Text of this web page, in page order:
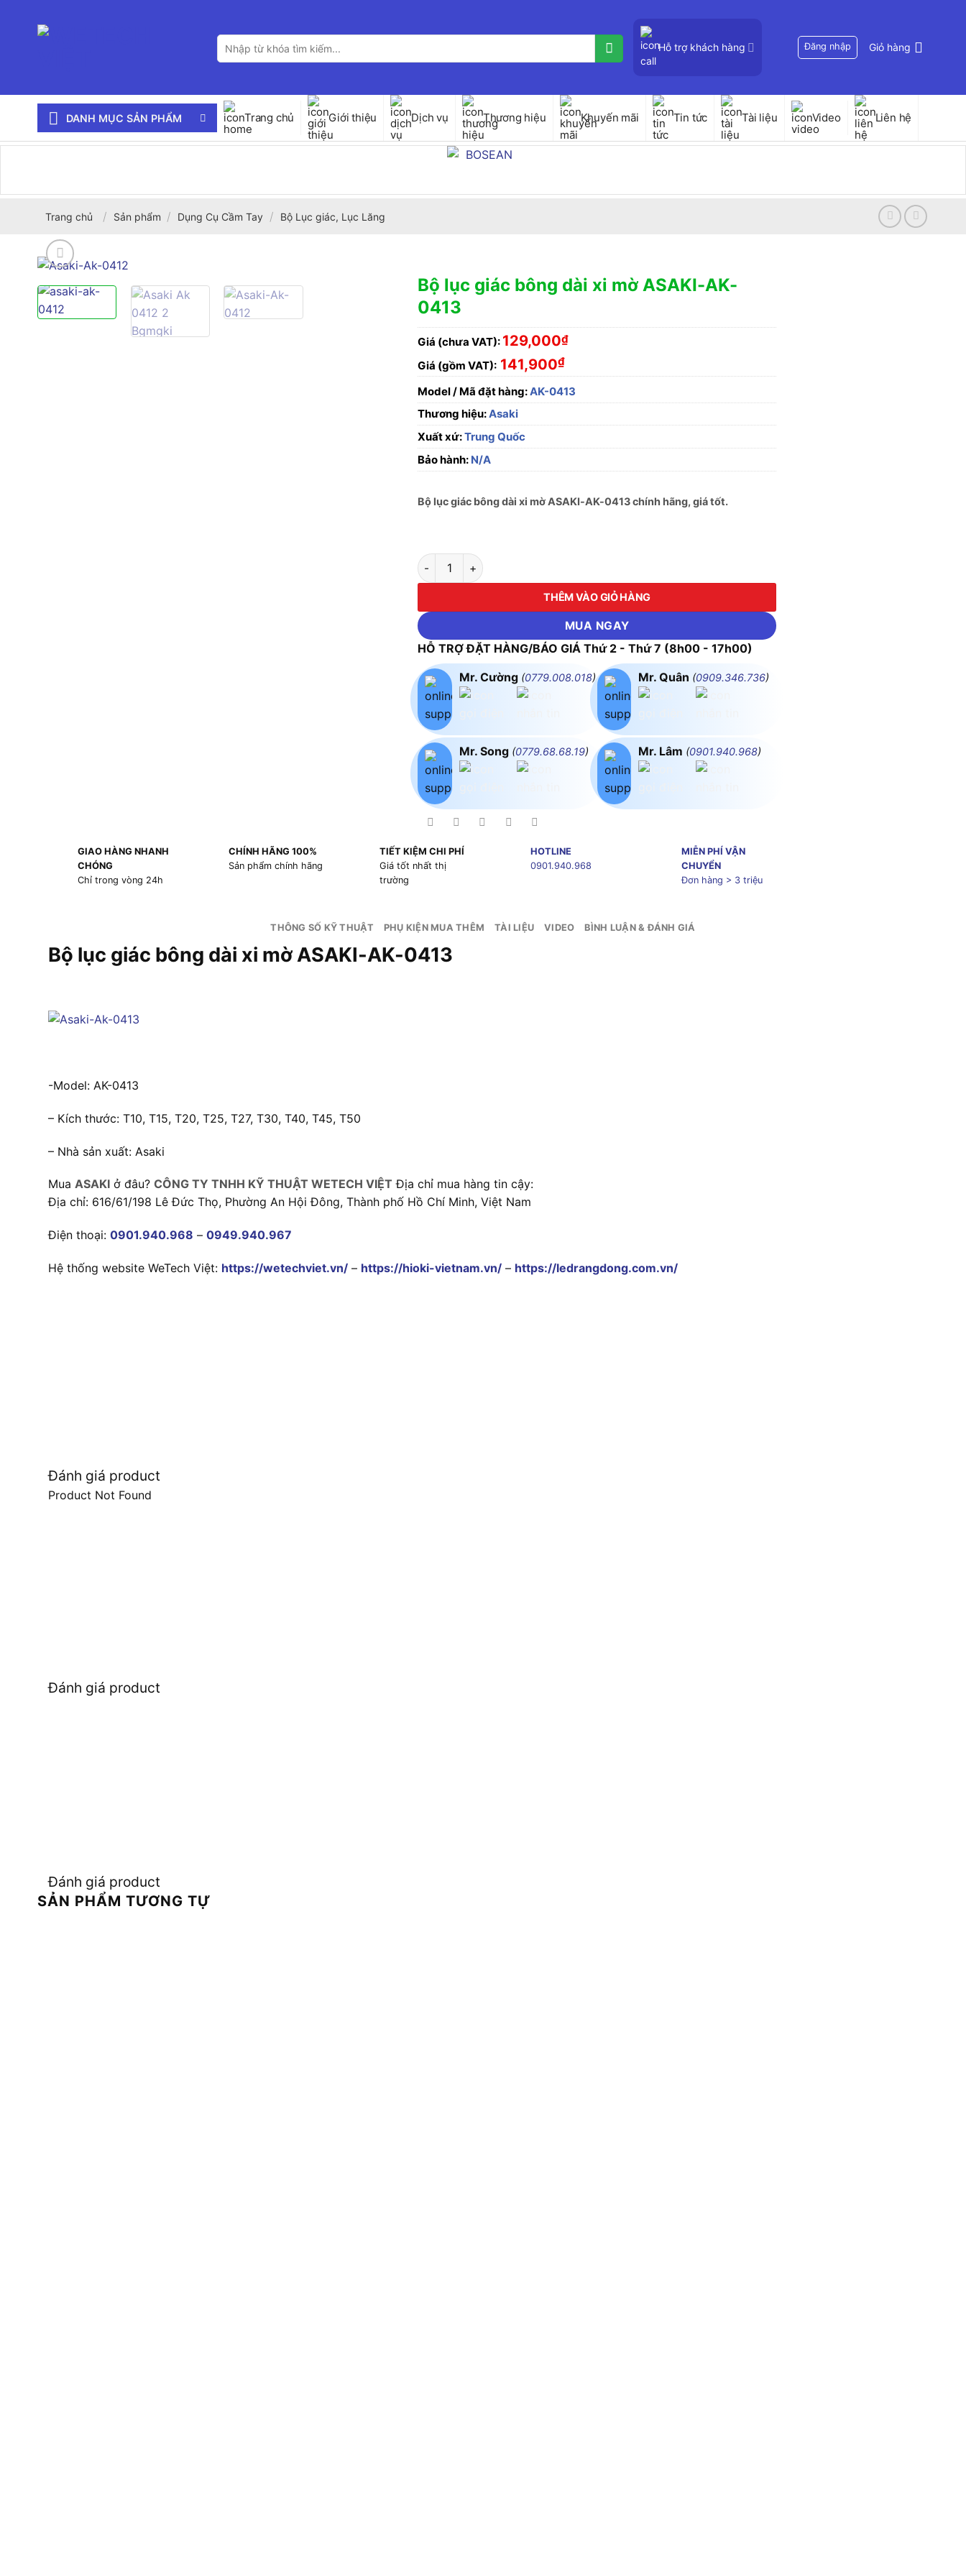
Tìm
kiếm:
Hỗ trợ khách hàng Đăng nhập Giỏ hàng
DANH MỤC SẢN PHẨM Trang chủ Giới thiệu Dịch vụ Thương hiệu Khuyến mãi Tin tức Tài liệu Video Liên hệ
Trang chủ / Sản phẩm / Dụng Cụ Cầm Tay / Bộ Lục giác, Lục Lăng
Bộ lục giác bông dài xi mờ ASAKI-AK-
0413
Giá (chưa VAT): 129,000₫
Giá (gồm VAT): 141,900₫
Model / Mã đặt hàng:AK-0413
Thương hiệu:Asaki
Xuất xứ:Trung Quốc
Bảo hành: N/A
Bộ lục giác bông dài xi mờ ASAKI-AK-0413 chính hãng, giá tốt.
Bộ lục giác bông dài xi mờ ASAKI-AK-0413 số lượng
THÊM VÀO GIỎ HÀNG
MUA NGAY
HỖ TRỢ ĐẶT HÀNG/BÁO GIÁ Thứ 2 - Thứ 7 (8h00 - 17h00)
Mr. Cường (0779.008.018)
Mr. Song (0779.68.68.19)
Mr. Quân (0909.346.736)
Mr. Lâm (0901.940.968)
GIAO HÀNG NHANH
CHÓNG
Chỉ trong vòng 24h
CHÍNH HÃNG 100%
Sản phẩm chính hãng
TIẾT KIỆM CHI PHÍ
Giá tốt nhất thị
trường
HOTLINE
0901.940.968
MIỄN PHÍ VẬN
CHUYỂN
Đơn hàng > 3 triệu
THÔNG SỐ KỸ THUẬT PHỤ KIỆN MUA THÊM TÀI LIỆU VIDEO BÌNH LUẬN & ĐÁNH GIÁ
Bộ lục giác bông dài xi mờ ASAKI-AK-0413
-Model: AK-0413
– Kích thước: T10, T15, T20, T25, T27, T30, T40, T45, T50
– Nhà sản xuất: Asaki
Mua ASAKI ở đâu? CÔNG TY TNHH KỸ THUẬT WETECH VIỆT Địa chỉ mua hàng tin cậy:
Địa chỉ: 616/61/198 Lê Đức Thọ, Phường An Hội Đông, Thành phố Hồ Chí Minh, Việt Nam
Điện thoại: 0901.940.968 – 0949.940.967
Hệ thống website WeTech Việt: https://wetechviet.vn/ – https://hioki-vietnam.vn/ – https://ledrangdong.com.vn/
Đánh giá product
Product Not Found
Đánh giá product
Đánh giá product
SẢN PHẨM TƯƠNG TỰ